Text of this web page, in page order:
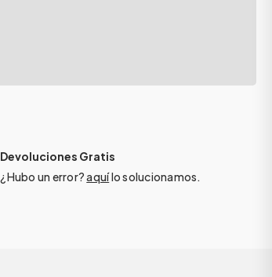
Devoluciones Gratis
¿Hubo un error?aquílo solucionamos.